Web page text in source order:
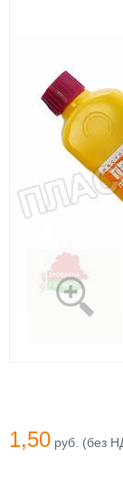
1,50 руб. (без